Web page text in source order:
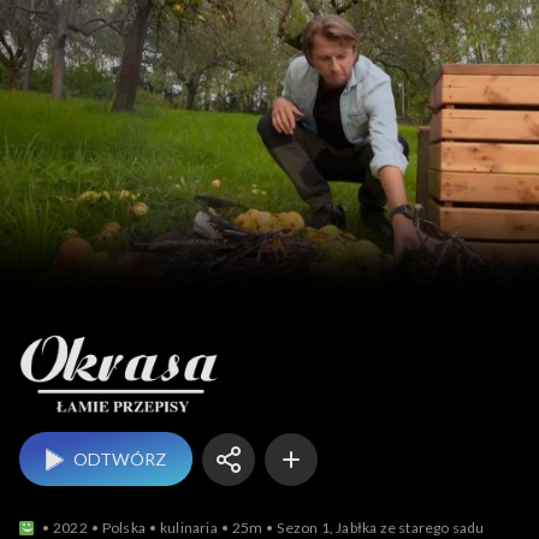
Okrasa łamie przepisy
ODTWÓRZ
2022 Polska kulinaria 25m Sezon 1, Jabłka ze starego sadu